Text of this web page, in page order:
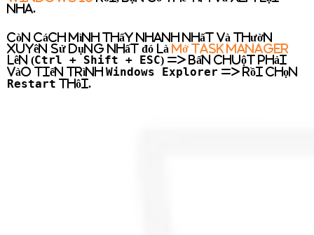
nha.
Còn cách mình thấy nhanh nhất và thườn
xuyên sử dụng nhất đó là mở Task Manager
lên (Ctrl + Shift + ESC) => bấn chuột phải
vào tiến trình Windows Explorer => rồi chọn
Restart thôi.